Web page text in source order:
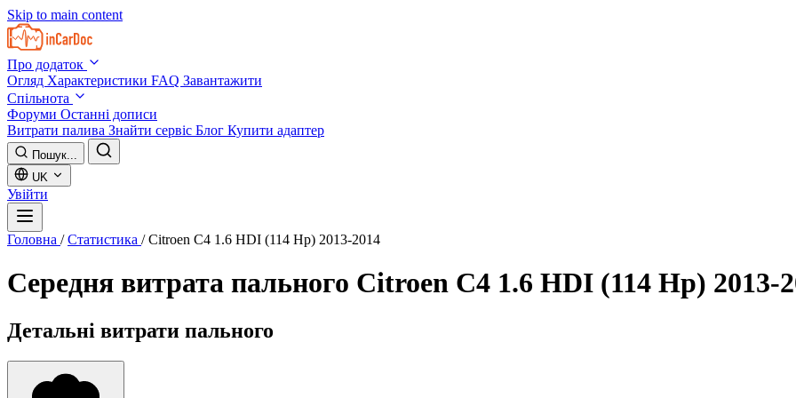
Skip to main content
Про додаток
Огляд Характеристики FAQ Завантажити
Спільнота
Форуми Останні дописи
Витрати палива Знайти сервіс Блог Купити адаптер
Пошук...
UK
Увійти
Головна / Статистика / Citroen C4 1.6 HDI (114 Hp) 2013-2014
Середня витрата пального Citroen C4 1.6 HDI (114 Hp) 2013-
Детальні витрати пального